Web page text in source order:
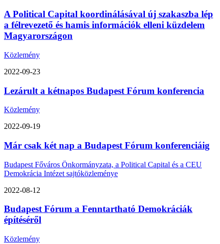
A Political Capital koordinálásával új szakaszba lép
a félrevezető és hamis információk elleni küzdelem
Magyarországon
Közlemény
2022-09-23
Lezárult a kétnapos Budapest Fórum konferencia
Közlemény
2022-09-19
Már csak két nap a Budapest Fórum konferenciáig
Budapest Főváros Önkormányzata, a Political Capital és a CEU
Demokrácia Intézet sajtóközleménye
2022-08-12
Budapest Fórum a Fenntartható Demokráciák
építéséről
Közlemény